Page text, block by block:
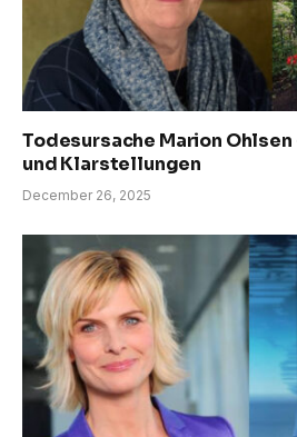
Todesursache Marion Ohlsen
und Klarstellungen
December 26, 2025